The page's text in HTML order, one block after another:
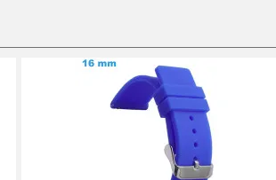
réparation bracelet montre
2 Pompes au choix + 1 Pointeau de